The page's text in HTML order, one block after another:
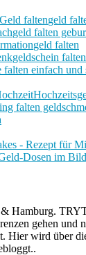
Geld faltengeld
geld falten
geld falten
geldschein falten
falten einfach und
falten geld
- Rezept für
Dosen im
Hamburg.
gehen und
Hier wird über